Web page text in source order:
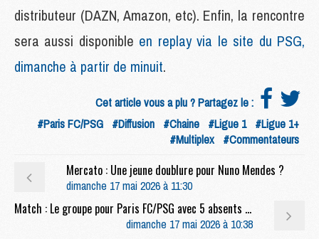
distributeur (DAZN, Amazon, etc). Enfin, la rencontre
sera aussi disponible en replay via le site du PSG,
dimanche à partir de minuit.
Cet article vous a plu ? Partagez le :
#Paris FC/PSG #Diffusion #Chaine #Ligue 1 #Ligue 1+
#Multiplex #Commentateurs
Mercato : Une jeune doublure pour Nuno Mendes ?
dimanche 17 mai 2026 à 11:30
Match : Le groupe pour Paris FC/PSG avec 5 absents et peu de jeunes
dimanche 17 mai 2026 à 10:38